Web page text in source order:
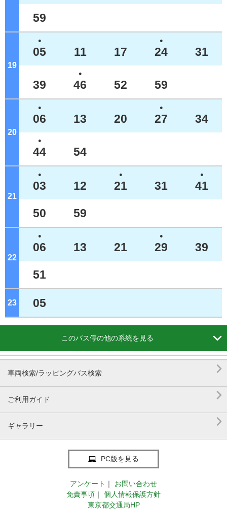
59
19 ジ
●
05 11 17
●
24 31
39
●
46 52 59
20 ジ
●
06 13 20
●
27 34
●
44 54
21
●
03 12
●
21 31
●
41
50 59
22
●
06 13 21
●
29 39
51
23 05
このバス停の他の系統を見る 
車両検索/ラッピングバス検索 
ご利用ガイド 
ギャラリー 
PC版を見る
アンケート ｜
お問い合わせ
免責事項 ｜
個人情報保護方針
東京都交通局HP